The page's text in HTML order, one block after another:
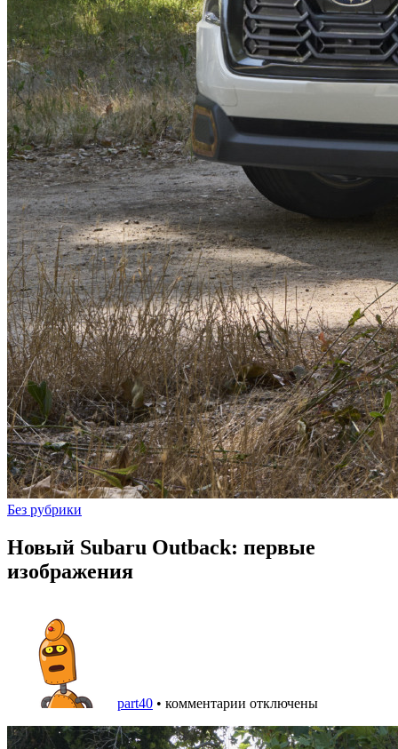
Без рубрики
Новый Subaru Outback: первые
изображения
part40 • комментарии отключены